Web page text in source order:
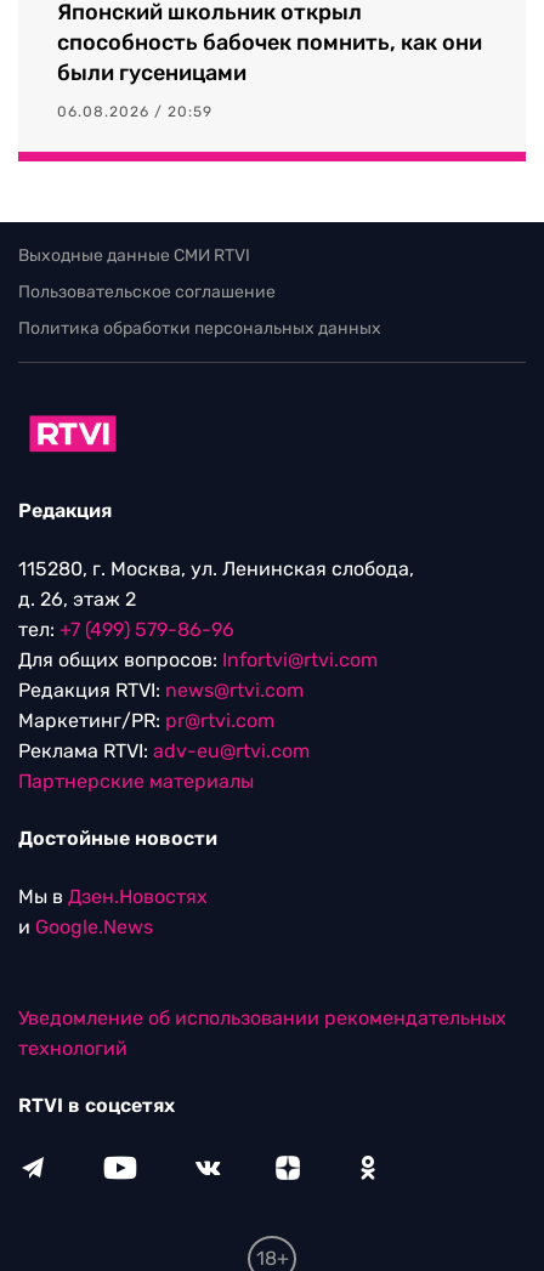
Японский школьник открыл
способность бабочек помнить, как они
были гусеницами
06.08.2026 / 20:59
Выходные данные СМИ RTVI
Пользовательское соглашение
Политика обработки персональных данных
Редакция
115280, г. Москва, ул. Ленинская слобода,
д. 26, этаж 2
тел: +7 (499) 579-86-96
Для общих вопросов: Infortvi@rtvi.com
Редакция RTVI: news@rtvi.com
Маркетинг/PR: pr@rtvi.com
Реклама RTVI: adv-eu@rtvi.com
Партнерские материалы
Достойные новости
Мы в Дзен.Новостях
и Google.News
Уведомление об использовании рекомендательных
технологий
RTVI в соцсетях
18+